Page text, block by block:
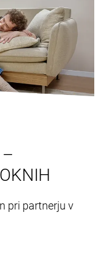
pri partnerju v